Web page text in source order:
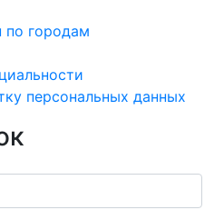
по городам
персональных данных